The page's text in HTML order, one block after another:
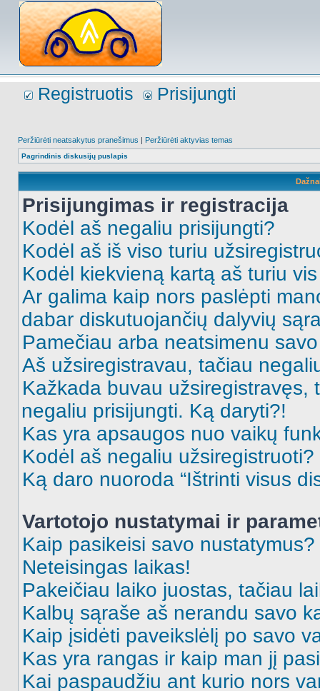
Registruotis Prisijungti
Peržiūrėti neatsakytus pranešimus | Peržiūrėti aktyvias temas
Pagrindinis diskusijų puslapis
Prisijungimas ir registracija
Kodėl aš negaliu prisijungti?
Kodėl aš iš viso turiu
Kodėl kiekvieną kartą aš turiu
Ar galima kaip nors paslėpti
dabar diskutuojančių dalyvių
Pamečiau arba neatsimenu
Aš užsiregistravau, tačiau
Kažkada buvau užsiregistravęs,
negaliu prisijungti. Ką daryti?!
Kas yra apsaugos nuo vaikų
Kodėl aš negaliu užsiregistruoti?
Ką daro nuoroda “Ištrinti visus
Vartotojo nustatymai ir
Kaip pasikeisi savo nustatymus?
Neteisingas laikas!
Pakeičiau laiko juostas, tačiau
Kalbų sąraše aš nerandu savo
Kaip įsidėti paveikslėlį po savo
Kas yra rangas ir kaip man jį
Kai paspaudžiu ant kurio nors